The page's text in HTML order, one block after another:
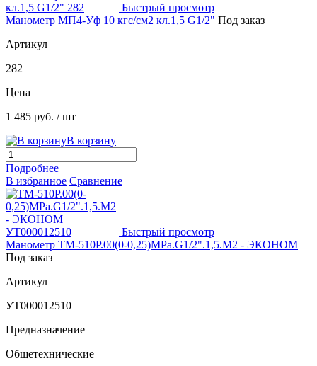
Быстрый просмотр
Манометр МП4-Уф 10 кгс/см2 кл.1,5 G1/2" Под заказ
Артикул
282
Цена
1 485 руб. / шт
В корзину
Подробнее
В избранное Сравнение
Быстрый просмотр
Манометр ТМ-510Р.00(0-0,25)MPa.G1/2".1,5.М2 - ЭКОНОМ
Под заказ
Артикул
УТ000012510
Предназначение
Общетехнические